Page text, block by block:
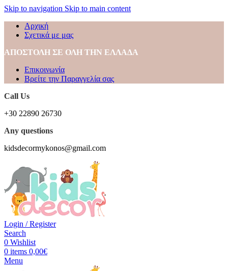
Skip to navigation Skip to main content
Αρχική
Σχετικά με μας
ΑΠΟΣΤΟΛΗ ΣΕ ΟΛΗ ΤΗΝ ΕΛΛΑΔΑ
Επικοινωνία
Βρείτε την Παραγγελία σας
Call Us
+30 22890 26730
Any questions
kidsdecormykonos@gmail.com
Login / Register
Search
0 Wishlist
0 items 0,00€
Menu